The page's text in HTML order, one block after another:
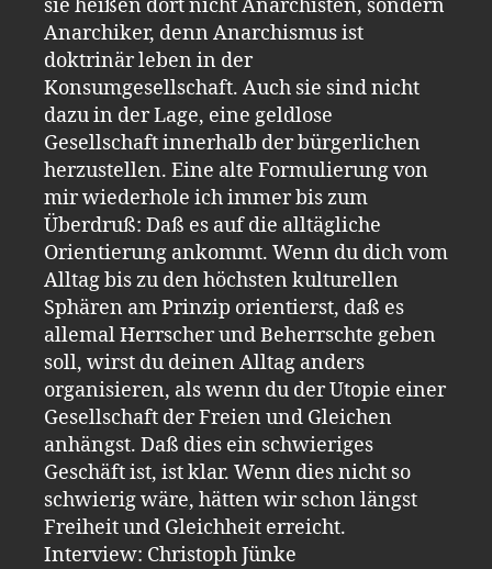
sie heißen dort nicht Anarchisten, sondern
Anarchiker, denn Anarchismus ist
doktrinär leben in der
Konsumgesellschaft. Auch sie sind nicht
dazu in der Lage, eine geldlose
Gesellschaft innerhalb der bürgerlichen
herzustellen. Eine alte Formulierung von
mir wiederhole ich immer bis zum
Überdruß: Daß es auf die alltägliche
Orientierung ankommt. Wenn du dich vom
Alltag bis zu den höchsten kulturellen
Sphären am Prinzip orientierst, daß es
allemal Herrscher und Beherrschte geben
soll, wirst du deinen Alltag anders
organisieren, als wenn du der Utopie einer
Gesellschaft der Freien und Gleichen
anhängst. Daß dies ein schwieriges
Geschäft ist, ist klar. Wenn dies nicht so
schwierig wäre, hätten wir schon längst
Freiheit und Gleichheit erreicht.
Interview: Christoph Jünke